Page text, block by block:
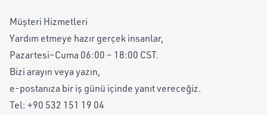
Müşteri Hizmetleri
Yardım etmeye hazır gerçek insanlar,
Pazartesi–Cuma 06:00 – 18:00 CST.
Bizi arayın veya yazın,
e-postanıza bir iş günü içinde yanıt vereceğiz.
Tel: +90 532 151 19 04